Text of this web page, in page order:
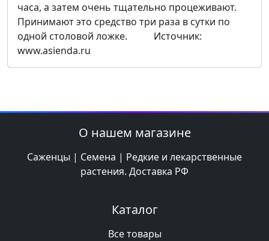
часа, а затем очень тщательно процеживают.
Принимают это средство три раза в сутки по
одной столовой ложке. Источник:
www.asienda.ru
О нашем магазине
Саженцы | Семена | Редкие и лекарственные
растения. Доставка РФ
Каталог
Все товары